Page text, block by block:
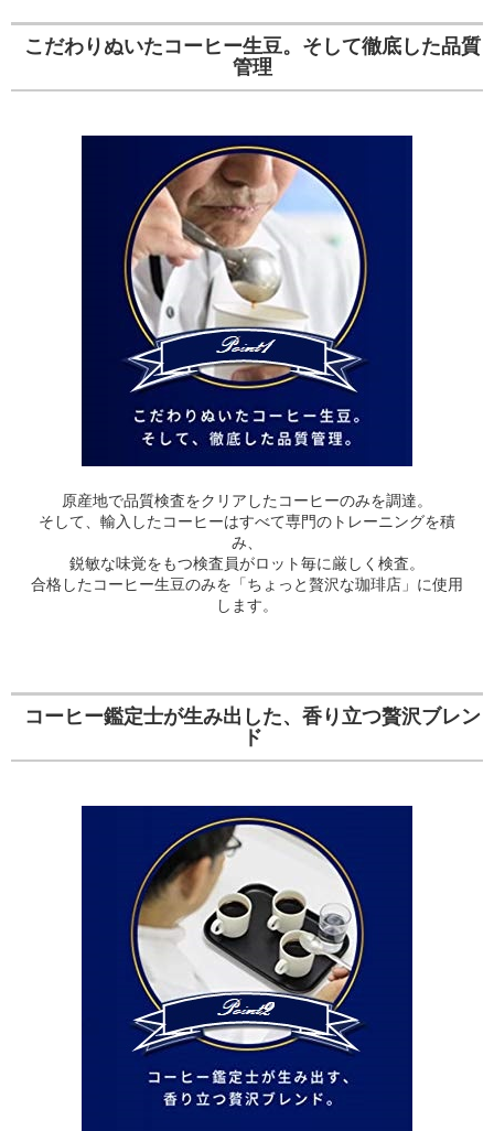
こだわりぬいたコーヒー生豆。そして徹底した品質
管理
原産地で品質検査をクリアしたコーヒーのみを調達。
そして、輸入したコーヒーはすべて専門のトレーニングを積
み、
鋭敏な味覚をもつ検査員がロット毎に厳しく検査。
合格したコーヒー生豆のみを「ちょっと贅沢な珈琲店」に使用
します。
コーヒー鑑定士が生み出した、香り立つ贅沢ブレン
ド